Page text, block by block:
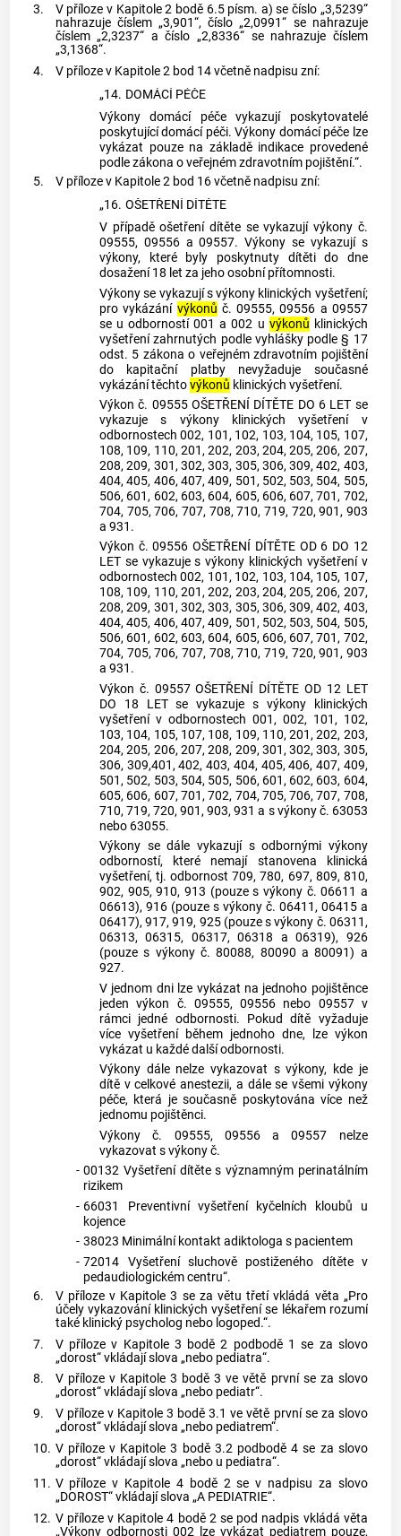
3.
V příloze v Kapitole 2 bodě 6.5 písm. a) se číslo „3,5239“
nahrazuje číslem „3,901“, číslo „2,0991“ se nahrazuje
číslem „2,3237“ a číslo „2,8336“ se nahrazuje číslem
„3,1368“.
4.
V příloze v Kapitole 2 bod 14 včetně nadpisu zní:
„14. DOMÁCÍ PÉČE
Výkony domácí péče vykazují poskytovatelé
poskytující domácí péči. Výkony domácí péče lze
vykázat pouze na základě indikace provedené
podle zákona o veřejném zdravotním pojištění.“.
5.
V příloze v Kapitole 2 bod 16 včetně nadpisu zní:
„16. OŠETŘENÍ DÍTĚTE
V případě ošetření dítěte se vykazují výkony č.
09555, 09556 a 09557. Výkony se vykazují s
výkony, které byly poskytnuty dítěti do dne
dosažení 18 let za jeho osobní přítomnosti.
Výkony se vykazují s výkony klinických vyšetření;
pro vykázání výkonů č. 09555, 09556 a 09557
se u odborností 001 a 002 u výkonů klinických
vyšetření zahrnutých podle vyhlášky podle § 17
odst. 5 zákona o veřejném zdravotním pojištění
do kapitační platby nevyžaduje současné
vykázání těchtovýkonů klinických vyšetření.
Výkon č. 09555 OŠETŘENÍ DÍTĚTE DO 6 LET se
vykazuje s výkony klinických vyšetření v
odbornostech 002, 101, 102, 103, 104, 105, 107,
108, 109, 110, 201, 202, 203, 204, 205, 206, 207,
208, 209, 301, 302, 303, 305, 306, 309, 402, 403,
404, 405, 406, 407, 409, 501, 502, 503, 504, 505,
506, 601, 602, 603, 604, 605, 606, 607, 701, 702,
704, 705, 706, 707, 708, 710, 719, 720, 901, 903
a 931.
Výkon č. 09556 OŠETŘENÍ DÍTĚTE OD 6 DO 12
LET se vykazuje s výkony klinických vyšetření v
odbornostech 002, 101, 102, 103, 104, 105, 107,
108, 109, 110, 201, 202, 203, 204, 205, 206, 207,
208, 209, 301, 302, 303, 305, 306, 309, 402, 403,
404, 405, 406, 407, 409, 501, 502, 503, 504, 505,
506, 601, 602, 603, 604, 605, 606, 607, 701, 702,
704, 705, 706, 707, 708, 710, 719, 720, 901, 903
a 931.
Výkon č. 09557 OŠETŘENÍ DÍTĚTE OD 12 LET
DO 18 LET se vykazuje s výkony klinických
vyšetření v odbornostech 001, 002, 101, 102,
103, 104, 105, 107, 108, 109, 110, 201, 202, 203,
204, 205, 206, 207, 208, 209, 301, 302, 303, 305,
306, 309,401, 402, 403, 404, 405, 406, 407, 409,
501, 502, 503, 504, 505, 506, 601, 602, 603, 604,
605, 606, 607, 701, 702, 704, 705, 706, 707, 708,
710, 719, 720, 901, 903, 931 a s výkony č. 63053
nebo 63055.
Výkony se dále vykazují s odbornými výkony
odborností, které nemají stanovena klinická
vyšetření, tj. odbornost 709, 780, 697, 809, 810,
902, 905, 910, 913 (pouze s výkony č. 06611 a
06613), 916 (pouze s výkony č. 06411, 06415 a
06417), 917, 919, 925 (pouze s výkony č. 06311,
06313, 06315, 06317, 06318 a 06319), 926
(pouze s výkony č. 80088, 80090 a 80091) a
927.
V jednom dni lze vykázat na jednoho pojištěnce
jeden výkon č. 09555, 09556 nebo 09557 v
rámci jedné odbornosti. Pokud dítě vyžaduje
více vyšetření během jednoho dne, lze výkon
vykázat u každé další odbornosti.
Výkony dále nelze vykazovat s výkony, kde je
dítě v celkové anestezii, a dále se všemi výkony
péče, která je současně poskytována více než
jednomu pojištěnci.
Výkony č. 09555, 09556 a 09557 nelze
vykazovat s výkony č.
- 00132 Vyšetření dítěte s významným perinatálním
rizikem
- 66031 Preventivní vyšetření kyčelních kloubů u
kojence
- 38023 Minimální kontakt adiktologa s pacientem
- 72014 Vyšetření sluchově postiženého dítěte v
pedaudiologickém centru“.
6.
V příloze v Kapitole 3 se za větu třetí vkládá věta „Pro
účely vykazování klinických vyšetření se lékařem rozumí
také klinický psycholog nebo logoped.“.
7.
V příloze v Kapitole 3 bodě 2 podbodě 1 se za slovo
„dorost“ vkládají slova „nebo pediatra“.
8.
V příloze v Kapitole 3 bodě 3 ve větě první se za slovo
„dorost“ vkládají slova „nebo pediatr“.
9.
V příloze v Kapitole 3 bodě 3.1 ve větě první se za slovo
„dorost“ vkládají slova „nebo pediatrem“.
10. V příloze v Kapitole 3 bodě 3.2 podbodě 4 se za slovo
„dorost“ vkládají slova „nebo u pediatra“.
11. V příloze v Kapitole 4 bodě 2 se v nadpisu za slovo
„DOROST“ vkládají slova „A PEDIATRIE“.
12. V příloze v Kapitole 4 bodě 2 se pod nadpis vkládá věta
„Výkony odbornosti 002 lze vykázat pediatrem pouze,